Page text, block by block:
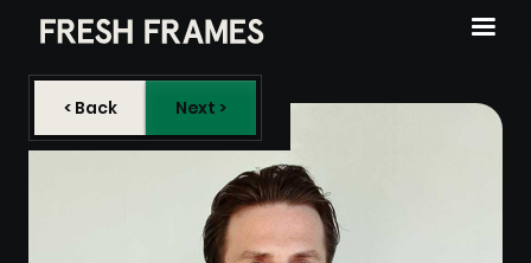
< Back Next >